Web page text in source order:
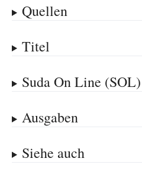
Quellen
Titel
Suda On Line (SOL)
Ausgaben
Siehe auch